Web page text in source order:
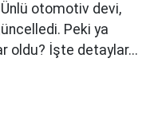
otomotiv devi,
Peki ya
oldu? İşte detaylar...